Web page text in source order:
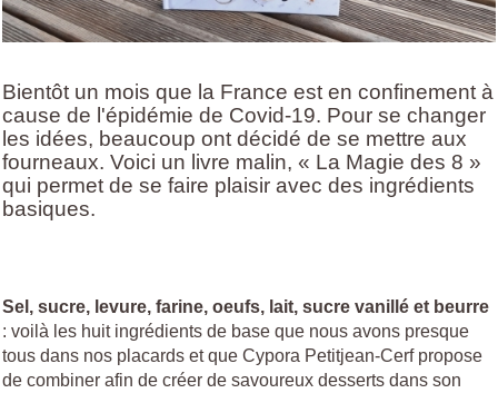
Bientôt un mois que la France est en confinement à
cause de l'épidémie de Covid-19. Pour se changer
les idées, beaucoup ont décidé de se mettre aux
fourneaux. Voici un livre malin, « La Magie des 8 »
qui permet de se faire plaisir avec des ingrédients
basiques.
Sel, sucre, levure, farine, oeufs, lait, sucre vanillé et beurre
: voilà les huit ingrédients de base que nous avons presque
tous dans nos placards et que Cypora Petitjean-Cerf propose
de combiner afin de créer de savoureux desserts dans son